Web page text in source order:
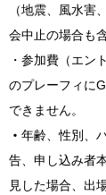
（地震、風水害
会中止の場合も
・参加費（エン
のプレーフィに
できません。
・ 年齢、性別、
告、申し込み者
見した場合、出